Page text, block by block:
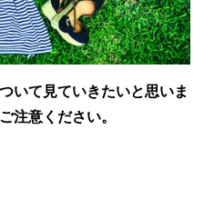
いて見ていきたいと思いま
注意ください。